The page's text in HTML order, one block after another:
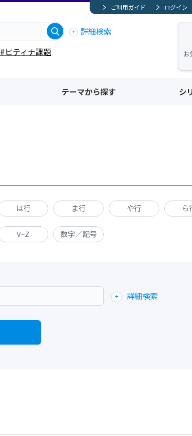
ご利用ガイド ログイン
詳細検索
#ピティナ課題
お
テーマから探す シ
は行 ま行 や行 ら
V~Z 数字／記号
詳細検索